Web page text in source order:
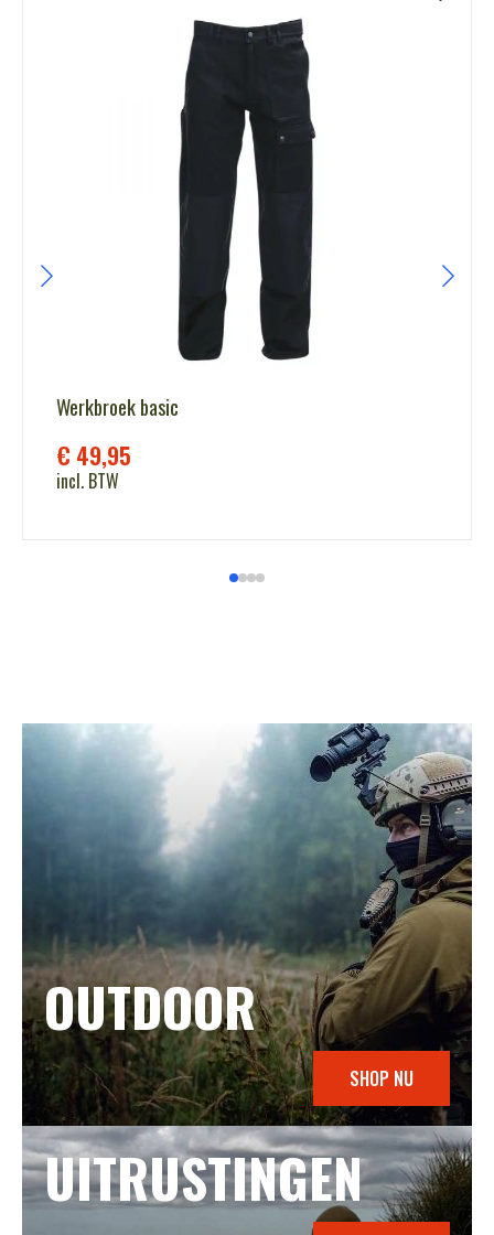
Werkbroek basic
€ 49,95
incl. BTW
OUTDOOR
SHOP NU
UITRUSTINGEN